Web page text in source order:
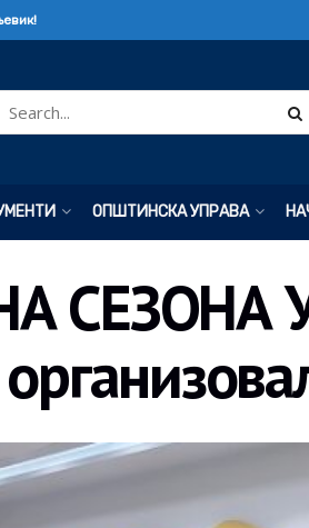
ОПШТИНСКА УПРАВА
СЕЗОНА